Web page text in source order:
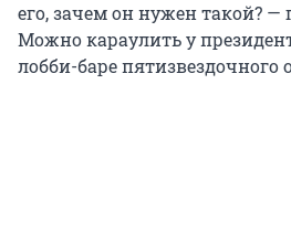
его, зачем он нужен такой?
Можно караулить у
лобби-баре пятизвездочного